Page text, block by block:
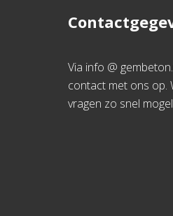
Via info @
contact met ons op.
vragen zo snel